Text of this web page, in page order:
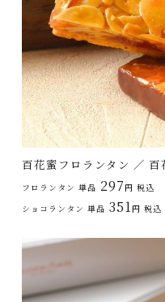
百花蜜フロランタン ／
フロランタン 単品 297 円 税込
ショコランタン 単品 351 円 税込